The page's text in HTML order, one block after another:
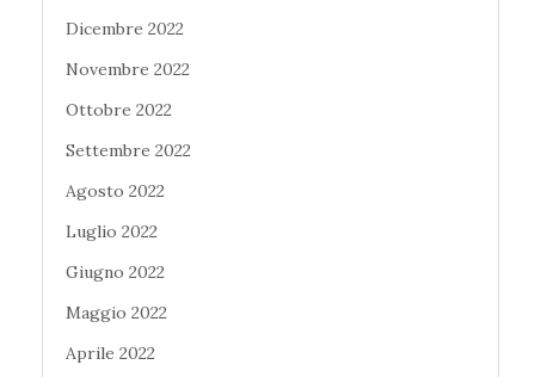
Dicembre 2022
Novembre 2022
Ottobre 2022
Settembre 2022
Agosto 2022
Luglio 2022
Giugno 2022
Maggio 2022
Aprile 2022